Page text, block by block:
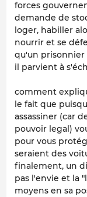
forces
demande de
loger, habiller
nourrir et se
qu'un prisonnier
il parvient à
comment
le fait que
assassiner (car
pouvoir legal)
pour vous
seraient des
finalement, un
pas l'envie et la
moyens en sa